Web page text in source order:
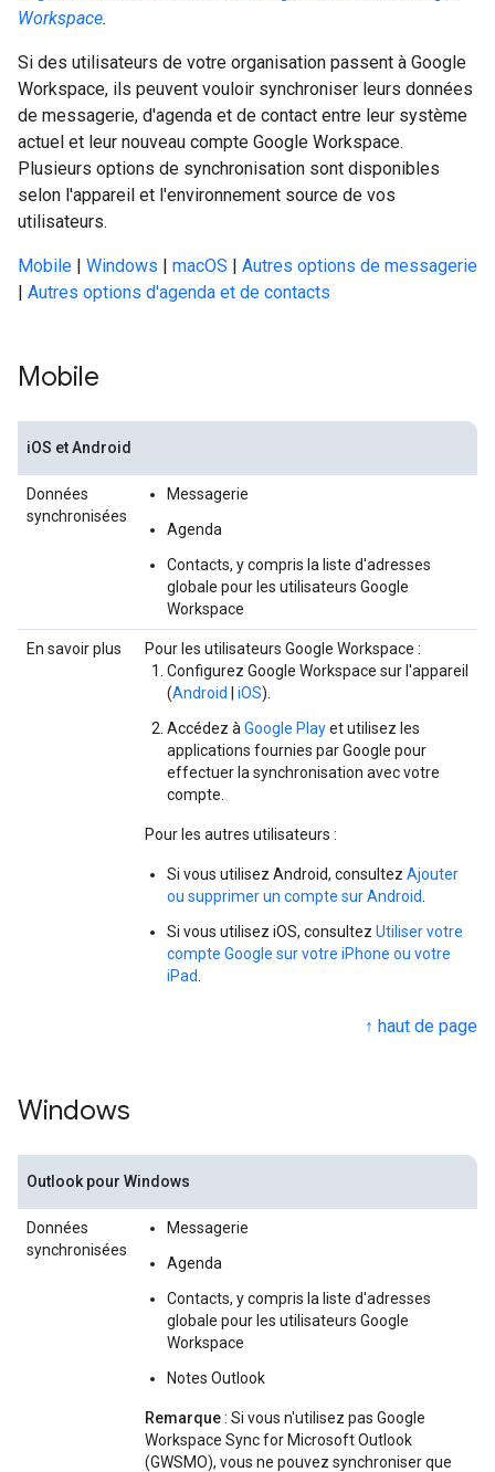
Workspace.
Si des utilisateurs de votre organisation passent à Google
Workspace, ils peuvent vouloir synchroniser leurs données
de messagerie, d'agenda et de contact entre leur système
actuel et leur nouveau compte Google Workspace.
Plusieurs options de synchronisation sont disponibles
selon l'appareil et l'environnement source de vos
utilisateurs.
Mobile | Windows | macOS | Autres options de messagerie
| Autres options d'agenda et de contacts
Mobile
iOS et Android
Données
synchronisées
Messagerie
Agenda
Contacts, y compris la liste d'adresses
globale pour les utilisateurs Google
Workspace
En savoir plus
Pour les utilisateurs Google Workspace :
Configurez Google Workspace sur l'appareil
(Android iOS).
Accédez à Google Playet utilisez les
applications fournies par Google pour
effectuer la synchronisation avec votre
compte.
Pour les autres utilisateurs :
Si vous utilisez Android, consultez Ajouter
ou supprimer un compte sur Android
Si vous utilisez iOS, consultez Utiliser votre
compte Google sur votre iPhone ou votre
iPad
↑ haut de page
Windows
Outlook pour Windows
Données
synchronisées
Messagerie
Agenda
Contacts, y compris la liste d'adresses
globale pour les utilisateurs Google
Workspace
Notes Outlook
Remarque: Si vous n'utilisez pas Google
Workspace Sync for Microsoft Outlook
(GWSMO), vous ne pouvez synchroniser que